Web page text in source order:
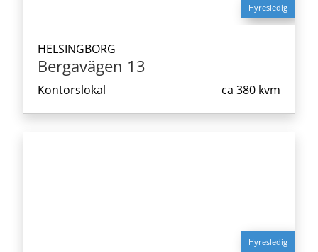
Hyresledig
HELSINGBORG
Bergavägen 13
Kontorslokal ca 380 kvm
Hyresledig